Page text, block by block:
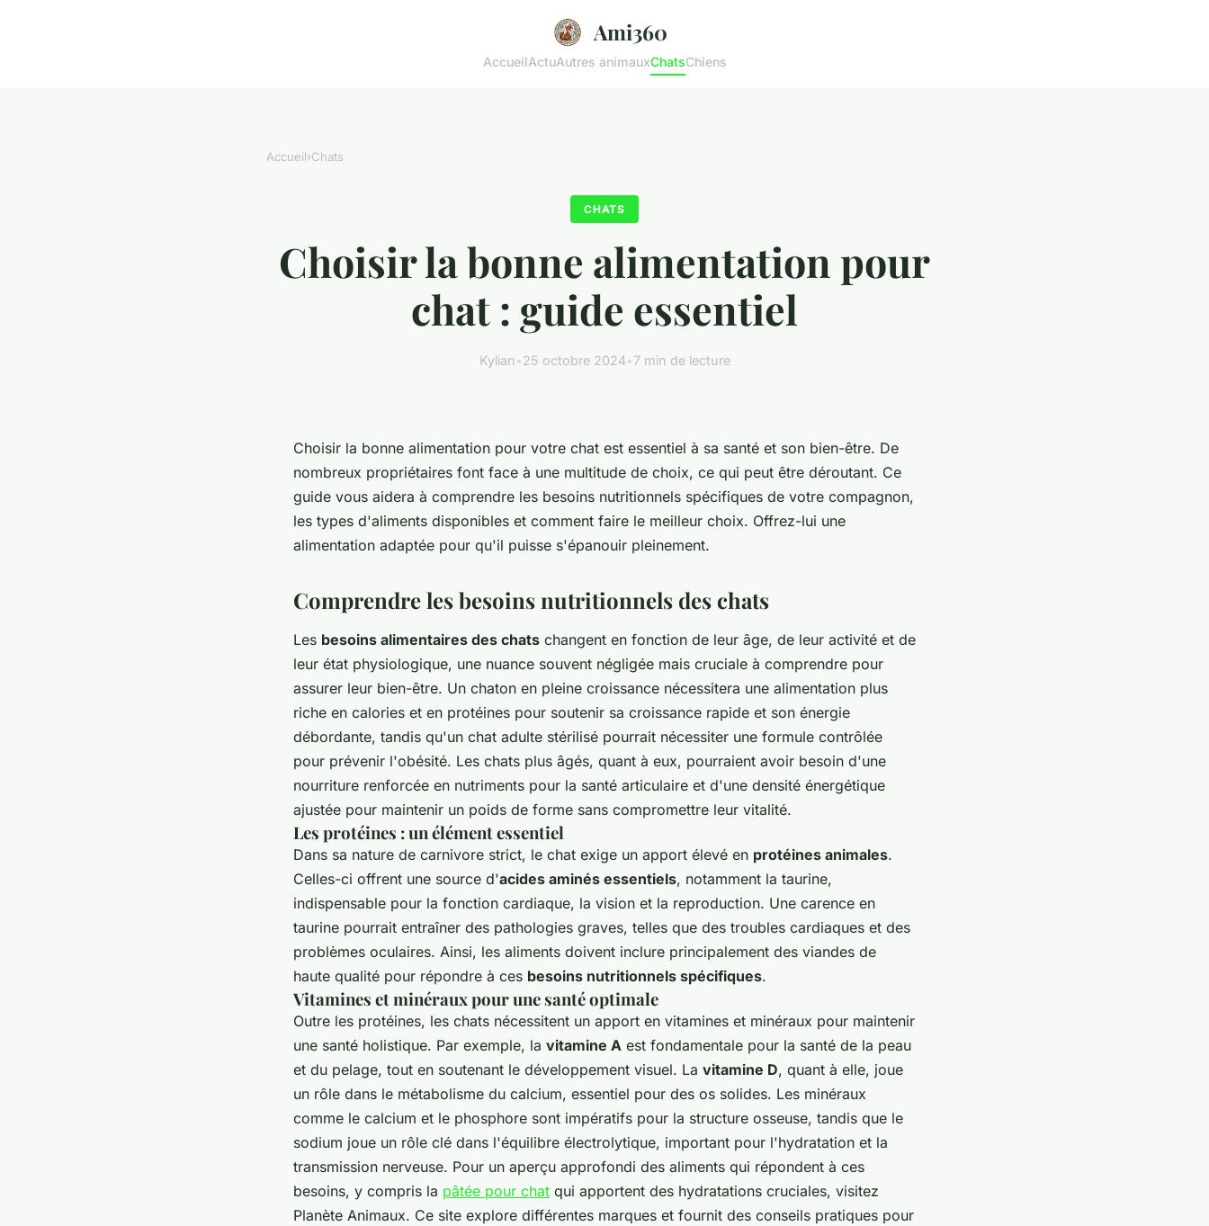
Ami360
AccueilActuAutres animauxChatsChiens
Accueil›Chats
CHATS
Choisir la bonne alimentation pour
chat : guide essentiel
Kylian•25 octobre 2024•7 min de lecture
Choisir la bonne alimentation pour votre chat est essentiel à sa santé et son bien-être. De
nombreux propriétaires font face à une multitude de choix, ce qui peut être déroutant. Ce
guide vous aidera à comprendre les besoins nutritionnels spécifiques de votre compagnon,
les types d'aliments disponibles et comment faire le meilleur choix. Offrez-lui une
alimentation adaptée pour qu'il puisse s'épanouir pleinement.
Comprendre les besoins nutritionnels des chats
Les besoins alimentaires des chats changent en fonction de leur âge, de leur activité et de
leur état physiologique, une nuance souvent négligée mais cruciale à comprendre pour
assurer leur bien-être. Un chaton en pleine croissance nécessitera une alimentation plus
riche en calories et en protéines pour soutenir sa croissance rapide et son énergie
débordante, tandis qu'un chat adulte stérilisé pourrait nécessiter une formule contrôlée
pour prévenir l'obésité. Les chats plus âgés, quant à eux, pourraient avoir besoin d'une
nourriture renforcée en nutriments pour la santé articulaire et d'une densité énergétique
ajustée pour maintenir un poids de forme sans compromettre leur vitalité.
Les protéines : un élément essentiel
Dans sa nature de carnivore strict, le chat exige un apport élevé en protéines animales.
Celles-ci offrent une source d'acides aminés essentiels, notamment la taurine,
indispensable pour la fonction cardiaque, la vision et la reproduction. Une carence en
taurine pourrait entraîner des pathologies graves, telles que des troubles cardiaques et des
problèmes oculaires. Ainsi, les aliments doivent inclure principalement des viandes de
haute qualité pour répondre à ces besoins nutritionnels spécifiques.
Vitamines et minéraux pour une santé optimale
Outre les protéines, les chats nécessitent un apport en vitamines et minéraux pour maintenir
une santé holistique. Par exemple, la vitamine A est fondamentale pour la santé de la peau
et du pelage, tout en soutenant le développement visuel. La vitamine D, quant à elle, joue
un rôle dans le métabolisme du calcium, essentiel pour des os solides. Les minéraux
comme le calcium et le phosphore sont impératifs pour la structure osseuse, tandis que le
sodium joue un rôle clé dans l'équilibre électrolytique, important pour l'hydratation et la
transmission nerveuse. Pour un aperçu approfondi des aliments qui répondent à ces
besoins, y compris la pâtée pour chat qui apportent des hydratations cruciales, visitez
Planète Animaux. Ce site explore différentes marques et fournit des conseils pratiques pour